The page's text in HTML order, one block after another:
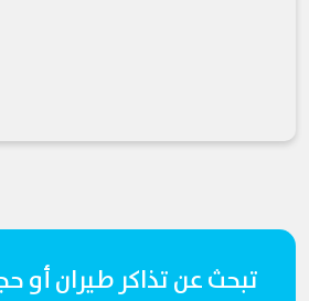
تبحث عن تذاكر طيران أو